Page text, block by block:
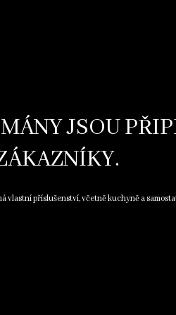
JSOU
vlastní příslušenství, včetně kuchyně a